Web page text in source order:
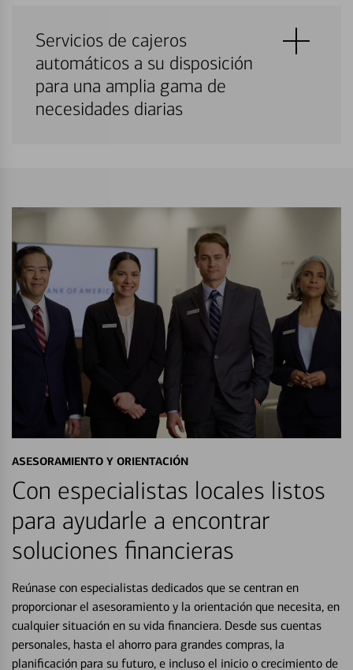
Servicios de cajeros
automáticos a su disposición
para una amplia gama de
necesidades diarias
ASESORAMIENTO Y ORIENTACIÓN
Con especialistas locales listos
para ayudarle a encontrar
soluciones financieras
Reúnase con especialistas dedicados que se centran en
proporcionar el asesoramiento y la orientación que necesita, en
cualquier situación en su vida financiera. Desde sus cuentas
personales, hasta el ahorro para grandes compras, la
planificación para su futuro, e incluso el inicio o crecimiento de